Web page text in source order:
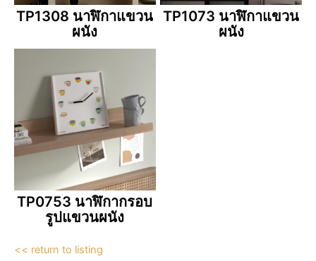
TP1308 นาฬิกาแขวน
ผนัง
TP1073 นาฬิกาแขวน
ผนัง
TP0753 นาฬิกากรอบ
รูปแขวนผนัง
<< return to listing